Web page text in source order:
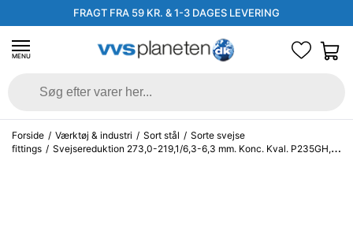
FRAGT FRA 59 KR. & 1-3 DAGES LEVERING
MENU
Forside / Værktøj & industri / Sort stål / Sorte svejse
fittings / Svejsereduktion 273,0-219,1/6,3-6,3 mm. Konc. Kval. P235GH,